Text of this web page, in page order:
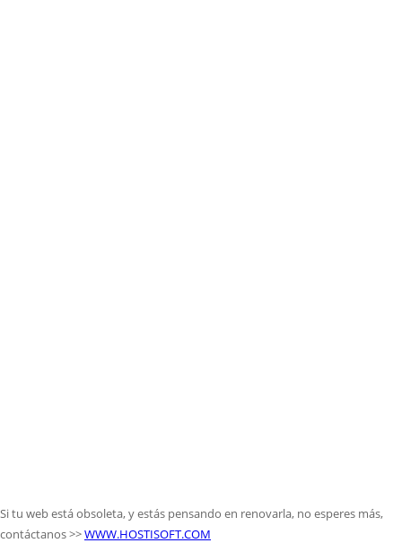
Si tu web está obsoleta, y estás pensando en renovarla, no esperes más,
contáctanos >>WWW.HOSTISOFT.COM